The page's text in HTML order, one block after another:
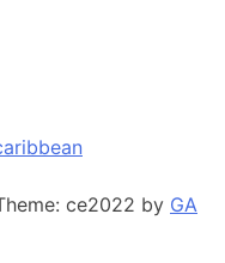
ce2022 by GA